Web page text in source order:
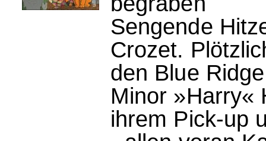
Sengende
Crozet.
den Blue
Minor »Harry«
ihrem Pick-up